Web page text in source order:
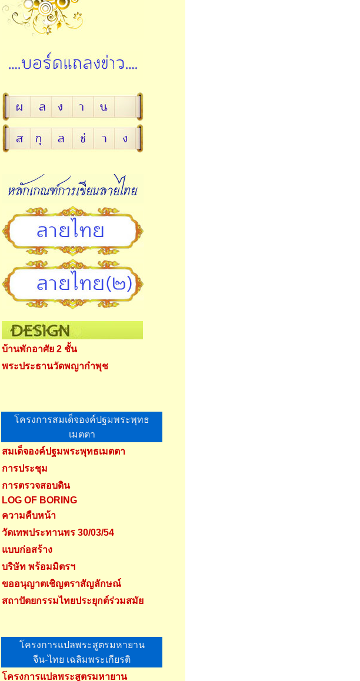
บ้านพักอาศัย 2 ชั้น
พระประธานวัดพญากำพุช
โครงการสมเด็จองค์ปฐมพระพุทธ
เมตตา
สมเด็จองค์ปฐมพระพุทธเมตตา
การประชุม
การตรวจสอบดิน
LOG OF BORING
ความคืบหน้า
วัดเทพประทานพร 30/03/54
แบบก่อสร้าง
บริษัท พร้อมมิตรฯ
ขออนุญาตเชิญตราสัญลักษณ์
สถาปัตยกรรมไทยประยุกต์ร่วมสมัย
โครงการแปลพระสูตรมหายาน
จีน-ไทย เฉลิมพระเกียรติ
โครงการแปลพระสูตรมหายาน